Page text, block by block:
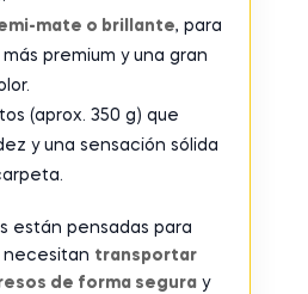
mate o brillante, para
premium y una gran
(aprox. 350 g) que
y una sensación sólida
están pensadas para
necesitan transportar
de forma segura y